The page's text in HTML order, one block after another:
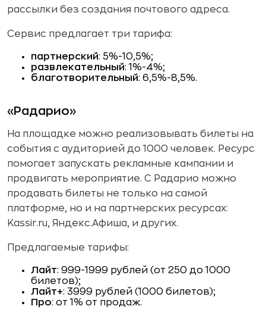
рассылки без создания почтового адреса.
Сервис предлагает три тарифа:
партнерский: 5%-10,5%;
развлекательный: 1%-4%;
благотворительный: 6,5%-8,5%.
«Радарио»
На площадке можно реализовывать билеты на
события с аудиторией до 1000 человек. Ресурс
помогает запускать рекламные кампании и
продвигать мероприятие. С Радарио можно
продавать билеты не только на самой
платформе, но и на партнерских ресурсах:
Kassir.ru, Яндекс.Афиша, и других.
Предлагаемые тарифы:
Лайт: 999-1999 рублей (от 250 до 1000
билетов);
Лайт+: 3999 рублей (1000 билетов);
Про: от 1% от продаж.